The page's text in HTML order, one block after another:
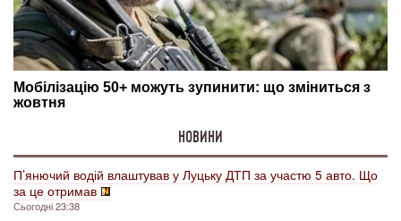
НОВИНИ
П’янючий водій влаштував у Луцьку ДТП за участю 5 авто. Що
за це отримав
Сьогодні 23:38